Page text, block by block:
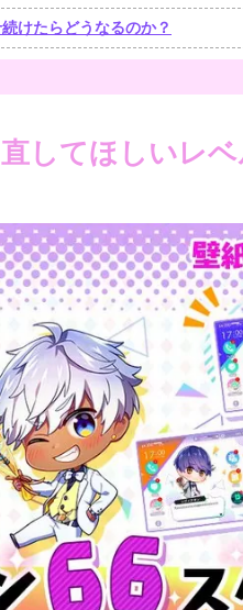
けたらどうなるのか？
してほしいレ